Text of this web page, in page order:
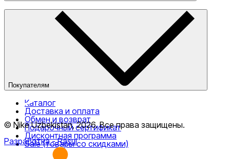
О компании
Наши магазины
Публичная оферта
Покупателям
Каталог
Доставка и оплата
Обмен и возврат
Подарочный сертификат
Дисконтная программа
Sale (товары со скидками)
© Nike Uzbekistan,2026.Все права защищены.
Разработка- Rasul